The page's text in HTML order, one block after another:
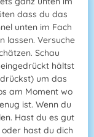
dass du das
unten im Fach
lassen. Versuche
Schau
hältst
um das
am Moment wo
ist. Wenn du
Hast du es gut
oder hast du dich